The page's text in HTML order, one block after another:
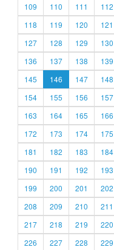
109
110 111 112
118
119 120 121
127
128 129 130
136
137 138 139
145
146 147 148
154
155 156 157
163
164 165 166
172
173 174 175
181
182 183 184
190
191 192 193
199
200 201 202
208
209 210 211
217
218 219 220
226
227 228 229